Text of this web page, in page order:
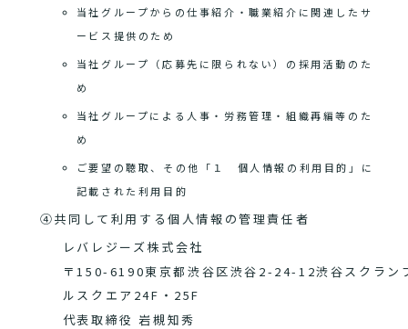
当社グループからの仕事紹介・職業紹介に関連したサ
ービス提供のため
当社グループ（応募先に限られない）の採用活動のた
め
当社グループによる人事・労務管理・組織再編等のた
め
ご要望の聴取、その他「１ 個人情報の利用目的」に
記載された利用目的
④共同して利用する個人情報の管理責任者
レバレジーズ株式会社
〒150-6190東京都渋谷区渋谷2-24-12渋谷スクラン
ルスクエア24F・25F
代表取締役 岩槻知秀